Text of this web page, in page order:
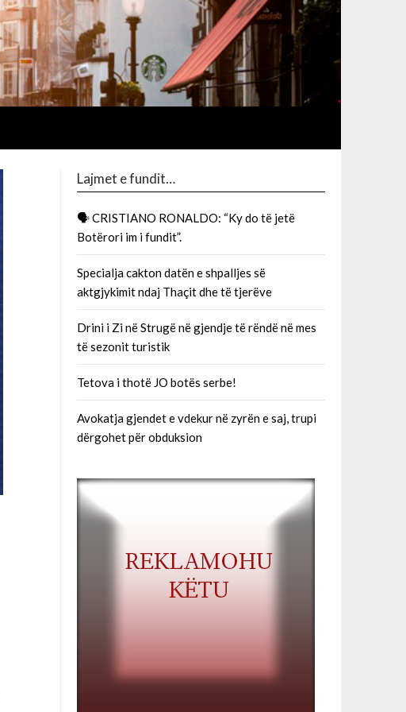
Lajmet e fundit…
🗣 CRISTIANO RONALDO: “Ky do të jetë
Botërori im i fundit”.
Specialja cakton datën e shpalljes së
aktgjykimit ndaj Thaçit dhe të tjerëve
Drini i Zi në Strugë në gjendje të rëndë në mes
të sezonit turistik
Tetova i thotë JO botës serbe!
Avokatja gjendet e vdekur në zyrën e saj, trupi
dërgohet për obduksion